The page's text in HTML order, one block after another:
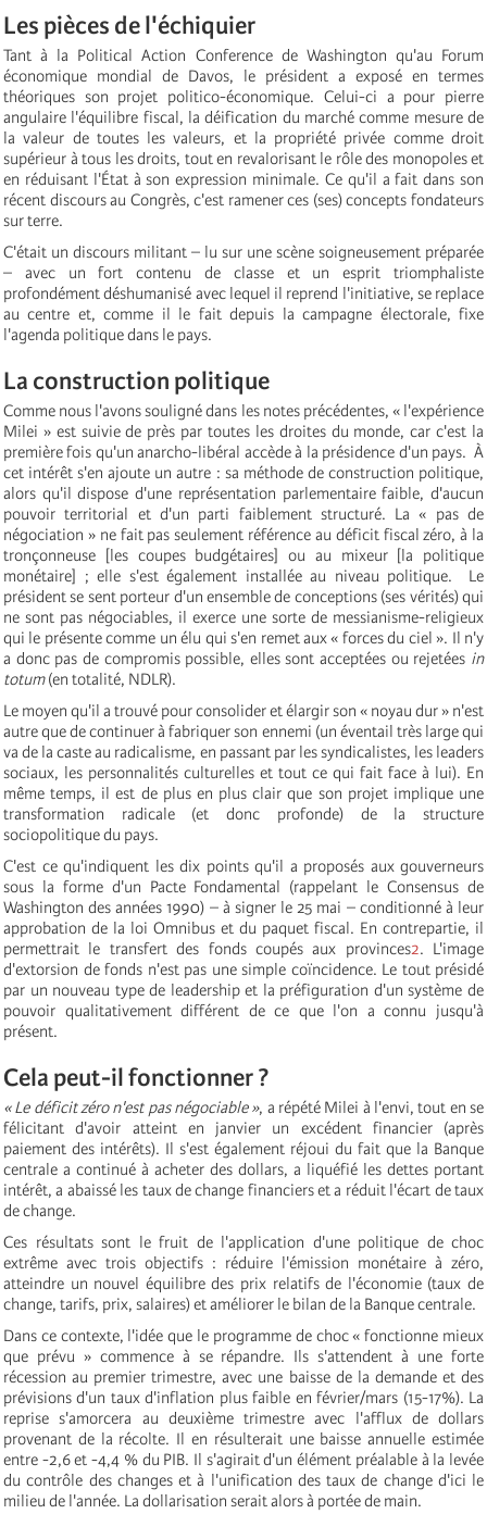
Les pièces de l'échiquier
Tant à la Political Action Conference de Washington qu'au Forum
économique mondial de Davos, le président a exposé en termes
théoriques son projet politico-économique. Celui-ci a pour pierre
angulaire l'équilibre fiscal, la déification du marché comme mesure de
la valeur de toutes les valeurs, et la propriété privée comme droit
supérieur à tous les droits, tout en revalorisant le rôle des monopoles et
en réduisant l'État à son expression minimale. Ce qu'il a fait dans son
récent discours au Congrès, c'est ramener ces (ses) concepts fondateurs
sur terre.
C'était un discours militant – lu sur une scène soigneusement préparée
– avec un fort contenu de classe et un esprit triomphaliste
profondément déshumanisé avec lequel il reprend l'initiative, se replace
au centre et, comme il le fait depuis la campagne électorale, fixe
l'agenda politique dans le pays.
La construction politique
Comme nous l'avons souligné dans les notes précédentes, « l'expérience
Milei » est suivie de près par toutes les droites du monde, car c'est la
première fois qu'un anarcho-libéral accède à la présidence d'un pays. À
cet intérêt s'en ajoute un autre : sa méthode de construction politique,
alors qu'il dispose d'une représentation parlementaire faible, d'aucun
pouvoir territorial et d'un parti faiblement structuré. La « pas de
négociation » ne fait pas seulement référence au déficit fiscal zéro, à la
tronçonneuse [les coupes budgétaires] ou au mixeur [la politique
monétaire] ; elle s'est également installée au niveau politique. Le
président se sent porteur d'un ensemble de conceptions (ses vérités) qui
ne sont pas négociables, il exerce une sorte de messianisme-religieux
qui le présente comme un élu qui s'en remet aux « forces du ciel ». Il n'y
a donc pas de compromis possible, elles sont acceptées ou rejetées in
totum(en totalité, NDLR).
Le moyen qu'il a trouvé pour consolider et élargir son « noyau dur » n'est
autre que de continuer à fabriquer son ennemi (un éventail très large qui
va de la caste au radicalisme, en passant par les syndicalistes, les leaders
sociaux, les personnalités culturelles et tout ce qui fait face à lui). En
même temps, il est de plus en plus clair que son projet implique une
transformation radicale (et donc profonde) de la structure
sociopolitique du pays.
C'est ce qu'indiquent les dix points qu'il a proposés aux gouverneurs
sous la forme d'un Pacte Fondamental (rappelant le Consensus de
Washington des années 1990) – à signer le 25 mai – conditionné à leur
approbation de la loi Omnibus et du paquet fiscal. En contrepartie, il
permettrait le transfert des fonds coupés aux provinces2. L'image
d'extorsion de fonds n'est pas une simple coïncidence. Le tout présidé
par un nouveau type de leadership et la préfiguration d'un système de
pouvoir qualitativement différent de ce que l'on a connu jusqu'à
présent.
Cela peut-il fonctionner ?
« Le déficit zéro n'est pas négociable », a répété Milei à l'envi, tout en se
félicitant d'avoir atteint en janvier un excédent financier (après
paiement des intérêts). Il s'est également réjoui du fait que la Banque
centrale a continué à acheter des dollars, a liquéfié les dettes portant
intérêt, a abaissé les taux de change financiers et a réduit l'écart de taux
de change.
Ces résultats sont le fruit de l'application d'une politique de choc
extrême avec trois objectifs : réduire l'émission monétaire à zéro,
atteindre un nouvel équilibre des prix relatifs de l'économie (taux de
change, tarifs, prix, salaires) et améliorer le bilan de la Banque centrale.
Dans ce contexte, l'idée que le programme de choc « fonctionne mieux
que prévu » commence à se répandre. Ils s'attendent à une forte
récession au premier trimestre, avec une baisse de la demande et des
prévisions d'un taux d'inflation plus faible en février/mars (15-17%). La
reprise s'amorcera au deuxième trimestre avec l'afflux de dollars
provenant de la récolte. Il en résulterait une baisse annuelle estimée
entre -2,6 et -4,4 % du PIB. Il s'agirait d'un élément préalable à la levée
du contrôle des changes et à l'unification des taux de change d'ici le
milieu de l'année. La dollarisation serait alors à portée de main.